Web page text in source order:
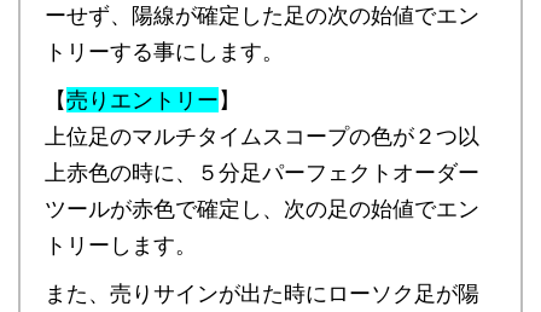
ーせず、陽線が確定した足の次の始値でエン
トリーする事にします。
【売りエントリー】
上位足のマルチタイムスコープの色が２つ以
上赤色の時に、５分足パーフェクトオーダー
ツールが赤色で確定し、次の足の始値でエン
トリーします。
また、売りサインが出た時にローソク足が陽